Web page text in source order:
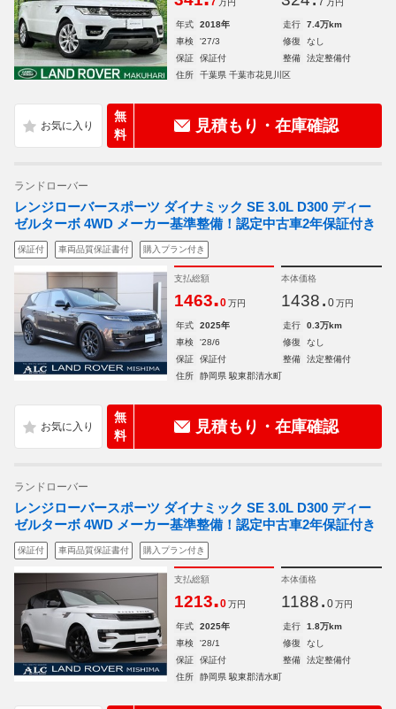
万円 万円
年式 2018年 走行
7.4万km
車検
'27/3 修復
なし
保証
保証付 整備
法定整備付
住所
千葉県 千葉市花見川区
無
料
見積もり・在庫確認
ランドローバー
レンジローバースポーツ ダイナミック SE 3.0L D300 ディー
ゼルターボ 4WD メーカー基準整備！認定中古車2年保証付き
保証付 車両品質保証書付 購入プラン付き
支払総額
1463.0 万円
本体価格
1438. 0 万円
年式 2025年 走行
0.3万km
車検
'28/6 修復
なし
保証
保証付 整備
法定整備付
住所
静岡県 駿東郡清水町
無
料
見積もり・在庫確認
ランドローバー
レンジローバースポーツ ダイナミック SE 3.0L D300 ディー
ゼルターボ 4WD メーカー基準整備！認定中古車2年保証付き
保証付 車両品質保証書付 購入プラン付き
支払総額
1213.0 万円
本体価格
1188. 0 万円
年式 2025年 走行
1.8万km
車検
'28/1 修復
なし
保証
保証付 整備
法定整備付
住所
静岡県 駿東郡清水町